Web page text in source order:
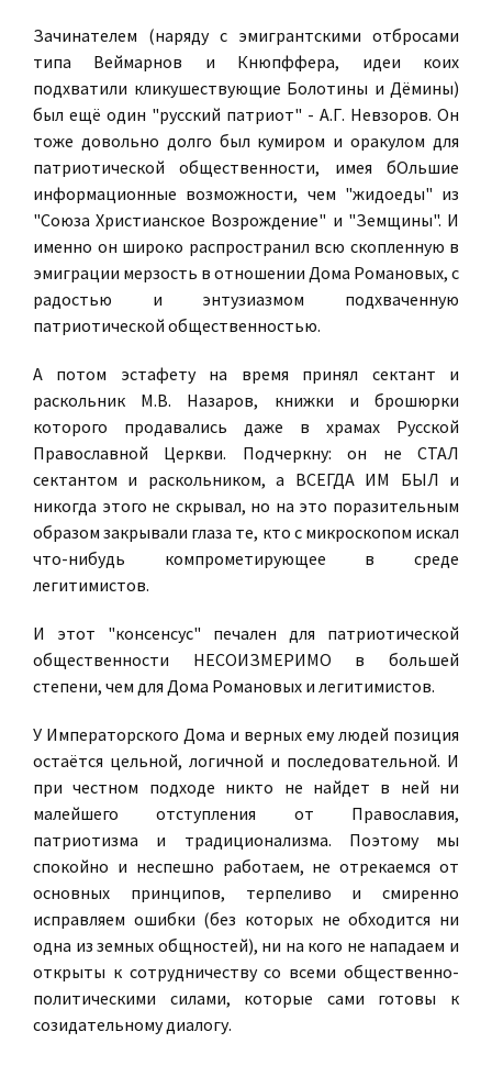
Зачинателем (наряду с эмигрантскими отбросами
типа Веймарнов и Кнюпффера, идеи коих
подхватили кликушествующие Болотины и Дёмины)
был ещё один "русский патриот" - А.Г. Невзоров. Он
тоже довольно долго был кумиром и оракулом для
патриотической общественности, имея бОльшие
информационные возможности, чем "жидоеды" из
"Союза Христианское Возрождение" и "Земщины". И
именно он широко распространил всю скопленную в
эмиграции мерзость в отношении Дома Романовых, с
радостью и энтузиазмом подхваченную
патриотической общественностью.
А потом эстафету на время принял сектант и
раскольник М.В. Назаров, книжки и брошюрки
которого продавались даже в храмах Русской
Православной Церкви. Подчеркну: он не СТАЛ
сектантом и раскольником, а ВСЕГДА ИМ БЫЛ и
никогда этого не скрывал, но на это поразительным
образом закрывали глаза те, кто с микроскопом искал
что-нибудь компрометирующее в среде
легитимистов.
И этот "консенсус" печален для патриотической
общественности НЕСОИЗМЕРИМО в большей
степени, чем для Дома Романовых и легитимистов.
У Императорского Дома и верных ему людей позиция
остаётся цельной, логичной и последовательной. И
при честном подходе никто не найдет в ней ни
малейшего отступления от Православия,
патриотизма и традиционализма. Поэтому мы
спокойно и неспешно работаем, не отрекаемся от
основных принципов, терпеливо и смиренно
исправляем ошибки (без которых не обходится ни
одна из земных общностей), ни на кого не нападаем и
открыты к сотрудничеству со всеми общественно-
политическими силами, которые сами готовы к
созидательному диалогу.